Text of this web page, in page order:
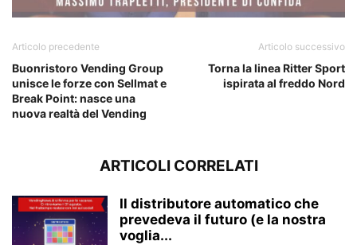
Articolo precedente
Buonristoro Vending Group
unisce le forze con Sellmat e
Break Point: nasce una
nuova realtà del Vending
Articolo successivo
Torna la linea Ritter Sport
ispirata al freddo Nord
ARTICOLI CORRELATI
Il distributore automatico che
prevedeva il futuro (e la nostra
voglia...